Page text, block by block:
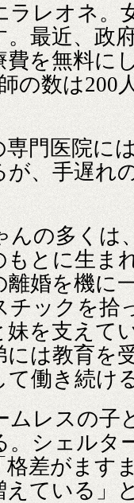
ラレオネ。
最近、政
を無料に
の数は200
門医院に
が、手遅れ
んの多くは
とに生ま
婚を機に
チックを拾
妹を支えて
には教育を
て働き続け
ムレスの子
。シェルタ
差がます
ている」